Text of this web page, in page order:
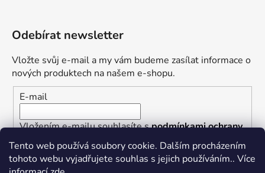
Tento web používá soubory cookie. Dalším procházením
tohoto webu vyjadřujete souhlas s jejich používáním.. Více
Odebírat newsletter
Vložte svůj e-mail a my vám budeme zasílat informace o
nových produktech na našem e-shopu.
E-mail
Vložením e-mailu souhlasíte spodmínkami ochrany
osobních údajů
PŘIHLÁSIT SE